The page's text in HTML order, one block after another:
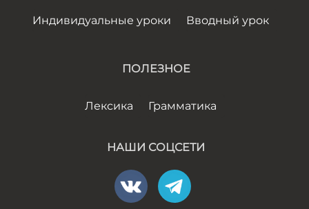
Индивидуальные уроки Вводный урок
ПОЛЕЗНОЕ
Лексика Грамматика
НАШИ СОЦСЕТИ